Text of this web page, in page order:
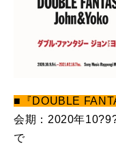
■『DOUBLE
会期：2020年
で